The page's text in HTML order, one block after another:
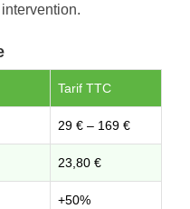
Tarif TTC
29 € – 169 €
23,80 €
+50%